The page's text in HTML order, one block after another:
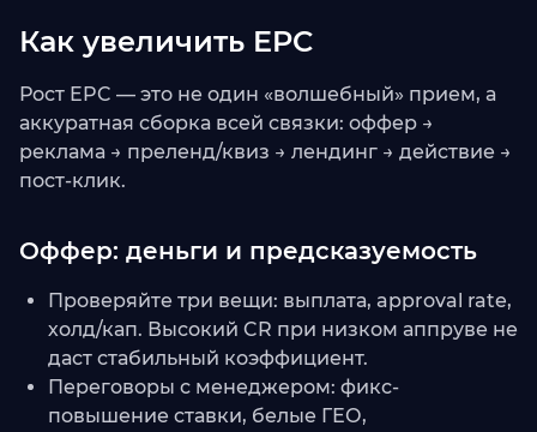
Как увеличить EPC
Рост EPC — это не один «волшебный» прием, а
аккуратная сборка всей связки: оффер →
реклама → преленд/квиз → лендинг → действие →
пост-клик.
Оффер: деньги и предсказуемость
Проверяйте три вещи: выплата, approval rate,
холд/кап. Высокий CR при низком аппруве не
даст стабильный коэффициент.
Переговоры с менеджером: фикс-
повышение ставки, белые ГЕО,